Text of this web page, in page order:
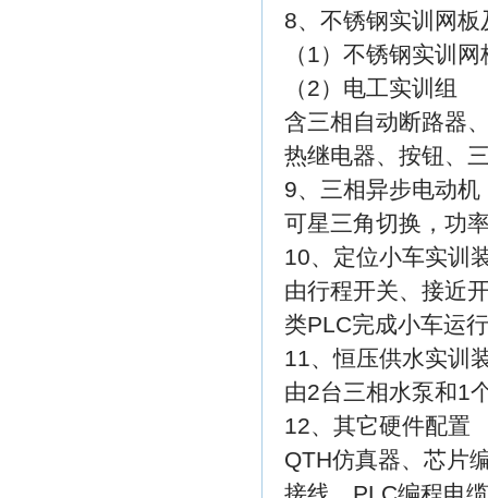
8、不锈钢实训网
（1）不锈钢实训
（2）电工实训组
含三相自动断路器
热继电器、按钮、
9、三相异步电动机
可星三角切换，功
10、定位小车实训
由行程开关、接近
类PLC完成小车运
11、恒压供水实训
由2台三相水泵和1
12、其它硬件配置
QTH仿真器、芯片